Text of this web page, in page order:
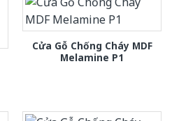
Cửa Gỗ Chống Cháy MDF
Melamine P1